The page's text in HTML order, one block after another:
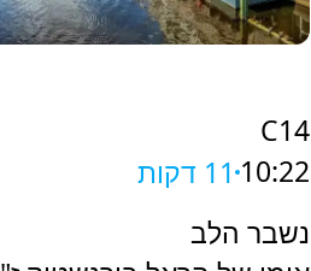
C14
10:22 11 דקות
נשבר הלב